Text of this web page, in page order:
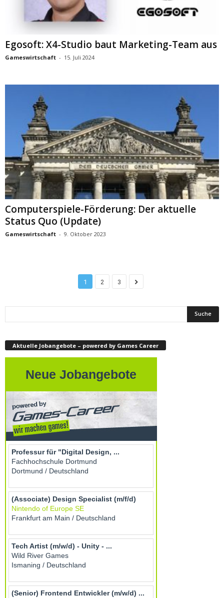
Egosoft: X4-Studio baut Marketing-Team aus
Gameswirtschaft - 15. Juli 2024
Computerspiele-Förderung: Der aktuelle
Status Quo (Update)
Gameswirtschaft - 9. Oktober 2023
1 2 3
Aktuelle Jobangebote – powered by Games Career